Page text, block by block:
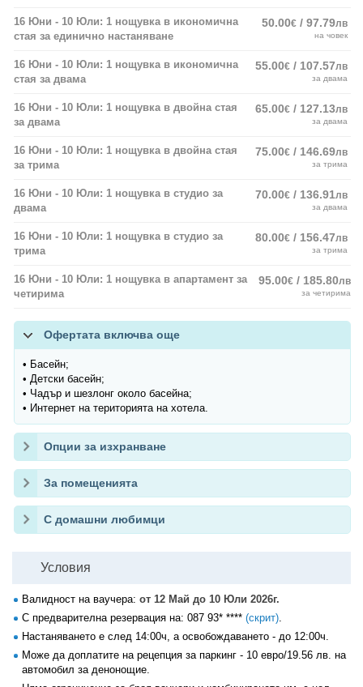
16 Юни - 10 Юли: 1 нощувка в икономична
стая за единично настаняване
50.00€ / 97.79лв
на човек
16 Юни - 10 Юли: 1 нощувка в икономична
стая за двама
55.00€ / 107.57лв
за двама
16 Юни - 10 Юли: 1 нощувка в двойна стая
за двама
65.00€ / 127.13лв
за двама
16 Юни - 10 Юли: 1 нощувка в двойна стая
за трима
75.00€ / 146.69лв
за трима
16 Юни - 10 Юли: 1 нощувка в студио за
двама
70.00€ / 136.91лв
за двама
16 Юни - 10 Юли: 1 нощувка в студио за
трима
80.00€ / 156.47лв
за трима
16 Юни - 10 Юли: 1 нощувка в апартамент за
четирима
95.00€ / 185.80лв
за четирима
Офертата включва още
• Басейн;
• Детски басейн;
• Чадър и шезлонг около басейна;
• Интернет на територията на хотела.
Опции за изхранване
За помещенията
С домашни любимци
Условия
Валидност на ваучера: от 12 Май до 10 Юли 2026г.
С предварителна резервация на: 087 93* **** (скрит)
Настаняването е след 14:00ч, а освобождаването - до 12:00ч.
Може да доплатите на рецепция за паркинг - 10 евро/19.56 лв. на
автомобил за денонощие.